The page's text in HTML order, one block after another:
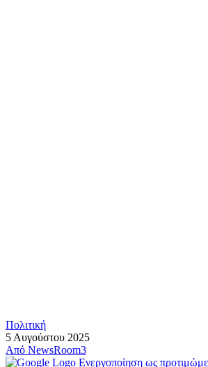
Πολιτική
5 Αυγούστου 2025
Από NewsRoom3
Ενεργοποίηση ως